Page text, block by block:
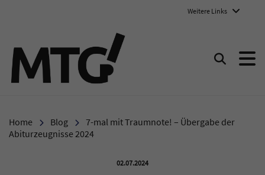
Weitere Links
Suchen
Home Blog
7-mal mit Traumnote! – Übergabe der
Abiturzeugnisse 2024
Veröffentlicht am:
02.07.2024